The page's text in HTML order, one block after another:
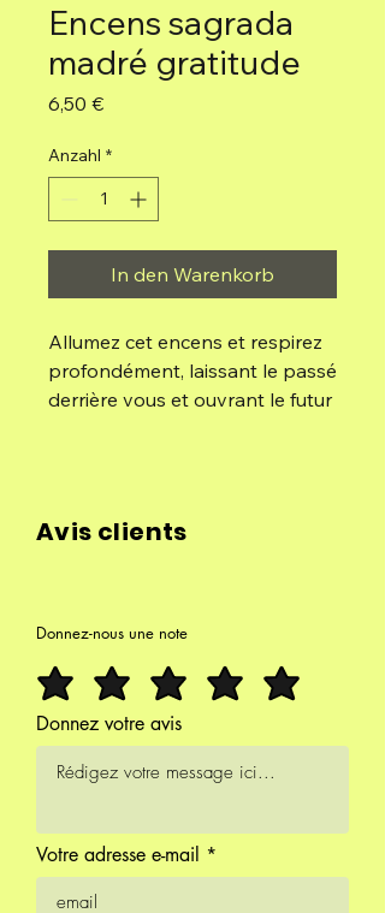
Encens sagrada
madré gratitude
6,50 €Preis
Anzahl *
In den Warenkorb
Allumez cet encens et respirez
profondément, laissant le passé
derrière vous et ouvrant le futur
emportez avec vous cette
manifester vos souhaits.
Composition:
Huile aromatique concentrée,
charbon de bois, liant naturel et
sel.
1H environ
6 bâtonnets de 23 cm
Avis clients
Donnez-nous une note
Donnez votre avis
Votre adresse e-mail